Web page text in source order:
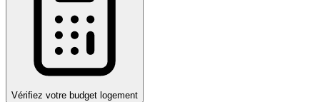
Vérifiez votre budget logement